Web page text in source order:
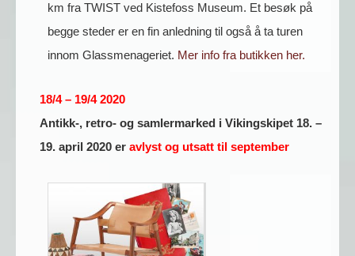
km fra TWIST ved Kistefoss Museum. Et besøk på
begge steder er en fin anledning til også å ta turen
innom Glassmenageriet. Mer info fra butikken her.
18/4 – 19/4 2020
Antikk-, retro- og samlermarked i Vikingskipet 18. –
19. april 2020 er avlyst og utsatt til september